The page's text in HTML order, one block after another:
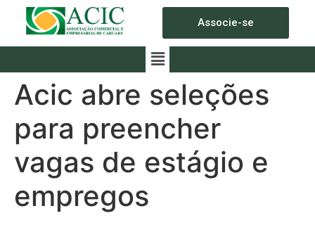
Associe-se
Acic abre seleções
para preencher
vagas de estágio e
empregos